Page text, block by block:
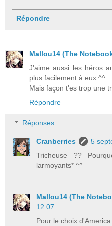
Répondre
Mallou14 (The
J'aime aussi les héros
plus facilement à eux ^^
Mais façon t'es trop une
Répondre
Réponses
Cranberries
5
Tricheuse ??
larmoyants* ^^
Mallou14 (The
12:07
Pour le choix